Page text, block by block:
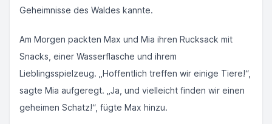
Geheimnisse des Waldes kannte.
Am Morgen packten Max und Mia ihren Rucksack mit
Snacks, einer Wasserflasche und ihrem
Lieblingsspielzeug. „Hoffentlich treffen wir einige Tiere!“,
sagte Mia aufgeregt. „Ja, und vielleicht finden wir einen
geheimen Schatz!“, fügte Max hinzu.